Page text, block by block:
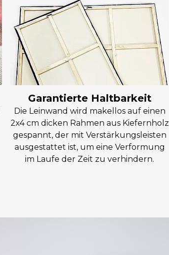
Garantierte Haltbarkeit
Die Leinwand wird makellos auf einen
2x4 cm dicken Rahmen aus Kiefernholz
gespannt, der mit Verstärkungsleisten
ausgestattet ist, um eine Verformung
im Laufe der Zeit zu verhindern.